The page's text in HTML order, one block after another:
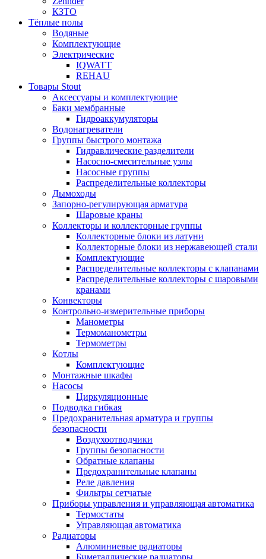
КЗТО
Тёплые полы
Водяные
Комплектующие
Электрические
IQWATT
REHAU
Товары Stout
Аксессуары и комплектующие
Баки мембранные
Гидроаккумуляторы
Водонагреватели
Группы быстрого монтажа
Гидравлические разделители
Насосно-смесительные узлы
Насосные группы
Распределительные коллекторы
Дымоходы
Запорно-регулирующая арматура
Шаровые краны
Коллекторы и коллекторные группы
Коллекторные блоки из латуни
Коллекторные блоки из нержавеющей стали
Комплектующие
Распределительные коллекторы с клапанами
Распределительные коллекторы с шаровыми
кранами
Конвекторы
Контрольно-измерительные приборы
Манометры
Термоманометры
Термометры
Котлы
Комплектующие
Монтажные шкафы
Насосы
Циркуляционные
Подводка гибкая
Предохранительная арматура и группы
безопасности
Воздухоотводчики
Группы безопасности
Обратные клапаны
Предохранительные клапаны
Реле давления
Фильтры сетчатые
Приборы управления и управляющая автоматика
Термостаты
Управляющая автоматика
Радиаторы
Алюминиевые радиаторы
Биметаллические радиаторы